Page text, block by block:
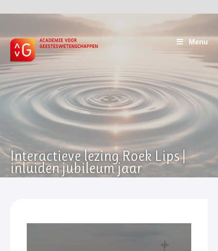
Menu
Interactieve lezing Roek Lips |
inluiden jubileum jaar